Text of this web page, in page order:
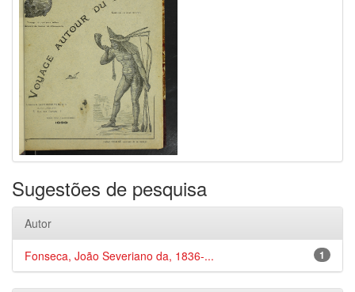
Sugestões de pesquisa
Autor
1
Fonseca, João Severiano da, 1836-...